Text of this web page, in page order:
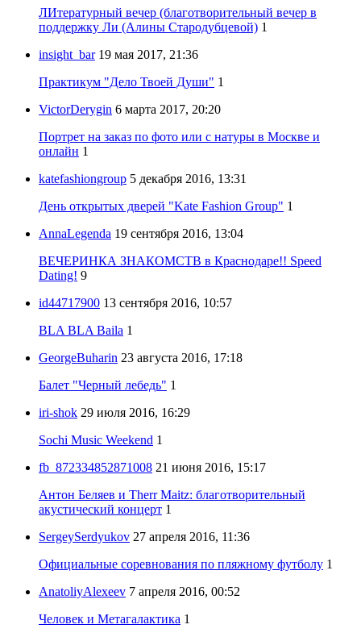
ЛИтературный вечер (благотворительный вечер в
поддержку Ли (Алины Стародубцевой) 1
insight_bar 19 мая 2017, 21:36
Практикум "Дело Твоей Души" 1
VictorDerygin 6 марта 2017, 20:20
Портрет на заказ по фото или с натуры в Москве и
онлайн 1
katefashiongroup 5 декабря 2016, 13:31
День открытых дверей "Kate Fashion Group" 1
AnnaLegenda 19 сентября 2016, 13:04
ВЕЧЕРИНКА ЗНАКОМСТВ в Краснодаре!! Speed
Dating! 9
id44717900 13 сентября 2016, 10:57
BLA BLA Baila 1
GeorgeBuharin 23 августа 2016, 17:18
Балет "Черный лебедь" 1
iri-shok 29 июля 2016, 16:29
Sochi Music Weekend 1
fb_872334852871008 21 июня 2016, 15:17
Антон Беляев и Therr Maitz: благотворительный
акустический концерт 1
SergeySerdyukov 27 апреля 2016, 11:36
Официальные соревнования по пляжному футболу 1
AnatoliyAlexeev 7 апреля 2016, 00:52
Человек и Метагалактика 1